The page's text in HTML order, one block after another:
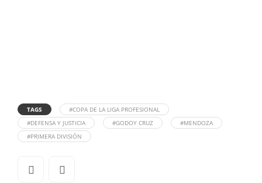
TAGS
#COPA DE LA LIGA PROFESIONAL
#DEFENSA Y JUSTICIA
#GODOY CRUZ
#MENDOZA
#PRIMERA DIVISIÓN